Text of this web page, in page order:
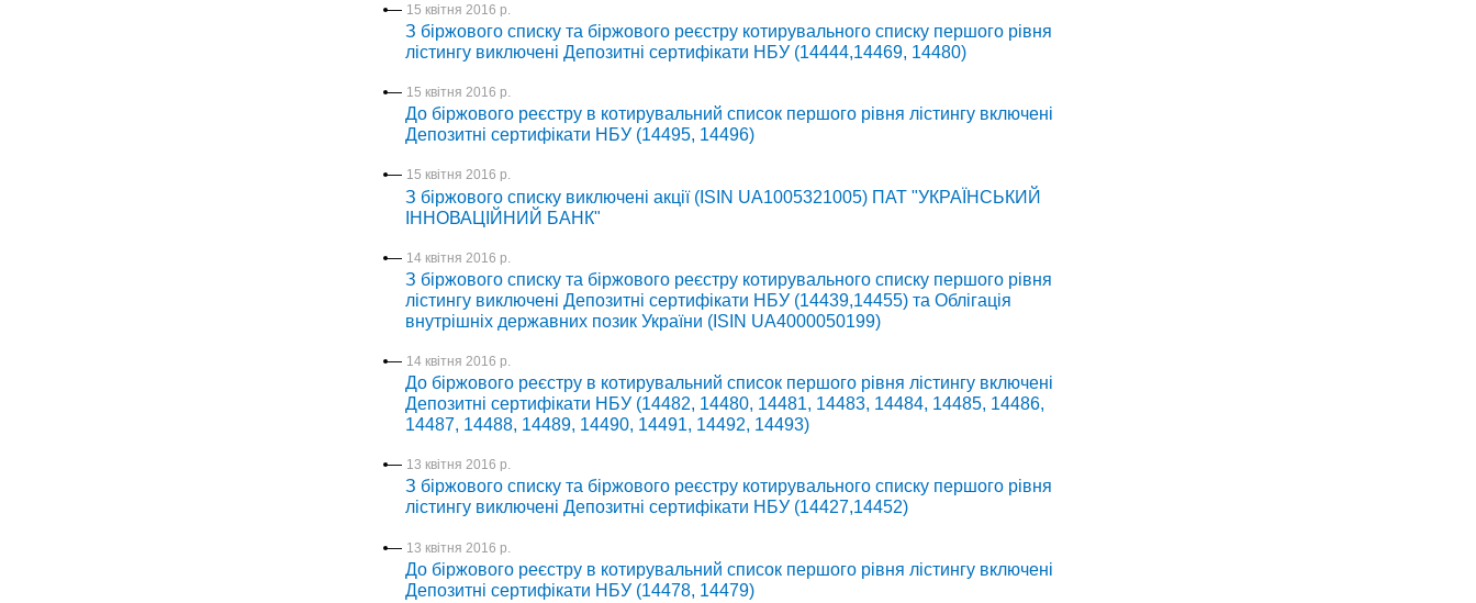
15 квітня 2016 р.
З біржового списку та біржового реєстру котирувального списку першого рівня
лістингу виключені Депозитні сертифікати НБУ (14444,14469, 14480)
15 квітня 2016 р.
До біржового реєстру в котирувальний список першого рівня лістингу включені
Депозитні сертифікати НБУ (14495, 14496)
15 квітня 2016 р.
З біржового списку виключені акції (ISIN UA1005321005) ПАТ "УКРАЇНСЬКИЙ
ІННОВАЦІЙНИЙ БАНК"
14 квітня 2016 р.
З біржового списку та біржового реєстру котирувального списку першого рівня
лістингу виключені Депозитні сертифікати НБУ (14439,14455) та Облігація
внутрішніх державних позик України (ISIN UA4000050199)
14 квітня 2016 р.
До біржового реєстру в котирувальний список першого рівня лістингу включені
Депозитні сертифікати НБУ (14482, 14480, 14481, 14483, 14484, 14485, 14486,
14487, 14488, 14489, 14490, 14491, 14492, 14493)
13 квітня 2016 р.
З біржового списку та біржового реєстру котирувального списку першого рівня
лістингу виключені Депозитні сертифікати НБУ (14427,14452)
13 квітня 2016 р.
До біржового реєстру в котирувальний список першого рівня лістингу включені
Депозитні сертифікати НБУ (14478, 14479)